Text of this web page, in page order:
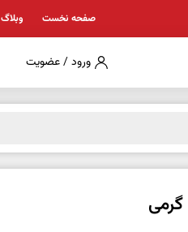
صفحه نخست وبلاگ
ورود / عضویت